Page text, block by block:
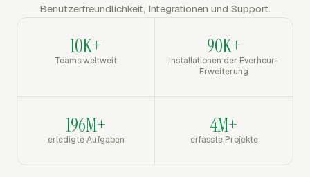
Benutzerfreundlichkeit, Integrationen und Support.
10K+
Teams weltweit
90K+
Installationen der Everhour-
Erweiterung
196M+
erledigte Aufgaben
4M+
erfasste Projekte